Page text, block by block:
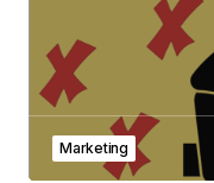
Marketing